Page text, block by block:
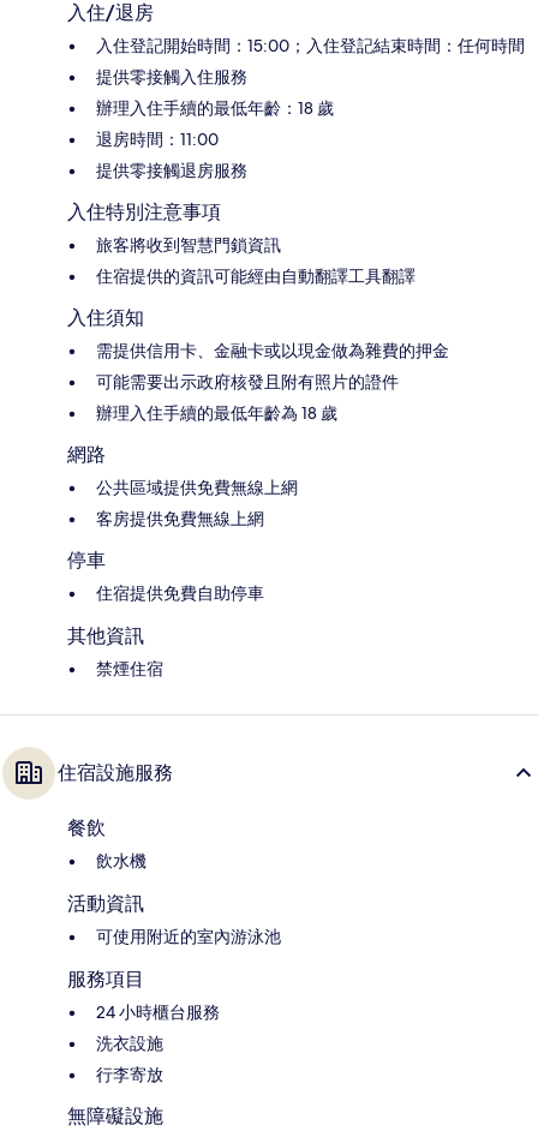
入住/退房
入住登記開始時間：15:00；入住登記結束時間：任何時間
提供零接觸入住服務
辦理入住手續的最低年齡：18 歲
退房時間：11:00
提供零接觸退房服務
入住特別注意事項
旅客將收到智慧門鎖資訊
住宿提供的資訊可能經由自動翻譯工具翻譯
入住須知
需提供信用卡、金融卡或以現金做為雜費的押金
可能需要出示政府核發且附有照片的證件
辦理入住手續的最低年齡為 18 歲
網路
公共區域提供免費無線上網
客房提供免費無線上網
停車
住宿提供免費自助停車
其他資訊
禁煙住宿
住宿設施服務
餐飲
飲水機
活動資訊
可使用附近的室內游泳池
服務項目
24 小時櫃台服務
洗衣設施
行李寄放
無障礙設施